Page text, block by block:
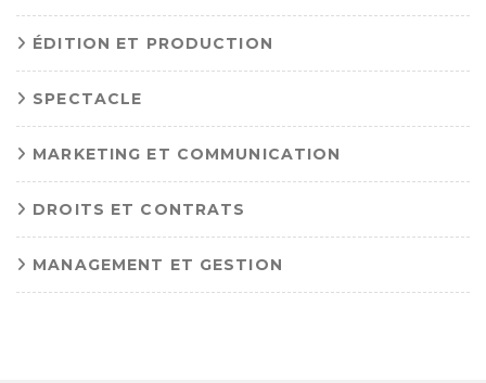
ÉDITION ET PRODUCTION
SPECTACLE
MARKETING ET COMMUNICATION
DROITS ET CONTRATS
MANAGEMENT ET GESTION